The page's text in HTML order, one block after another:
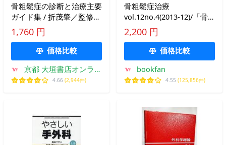
骨粗鬆症の診断と治療主要
ガイド集 / 折茂肇／監修
細井孝之／監修
1,760 円
価格比較
京都 大垣書店オンライ
ン
4.66 (2,944件)
骨粗鬆症治療
vol.12no.4(2013-12)/「骨
粗鬆症治療」編集委員会
2,200 円
価格比較
bookfan
4.55 (125,856件)